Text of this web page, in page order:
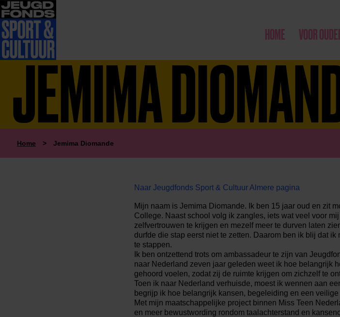
HOME VOOR
JEMIMA
Home > Jemima Diomande
Naar Jeugdfonds Sport & Cultuur Almere pagina
Mijn naam is Jemima Diomande. Ik ben 15 jaar oud en zit
College. Naast school volg ik zangles, iets wat veel voor
zelfvertrouwen te krijgen en mezelf meer te durven laten
durfde die stap eerst niet te zetten. Daarom ben ik blij dat
te stappen.
Ik ben ontzettend trots om ambassadeur te zijn van
naar Nederland zeven jaar geleden weet ik hoe belangrijk
gehoord voelen, zodat zij de ruimte krijgen om zichzelf te
Toen ik naar Nederland verhuisde, moest ik wennen aan
begrijp ik hoe belangrijk kansen, begeleiding en een
Met mijn maatschappelijke project binnen Miss Teen
en meer bewustwording rondom taalachterstand en